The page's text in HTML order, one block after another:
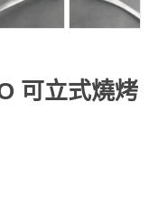
可立式燒烤